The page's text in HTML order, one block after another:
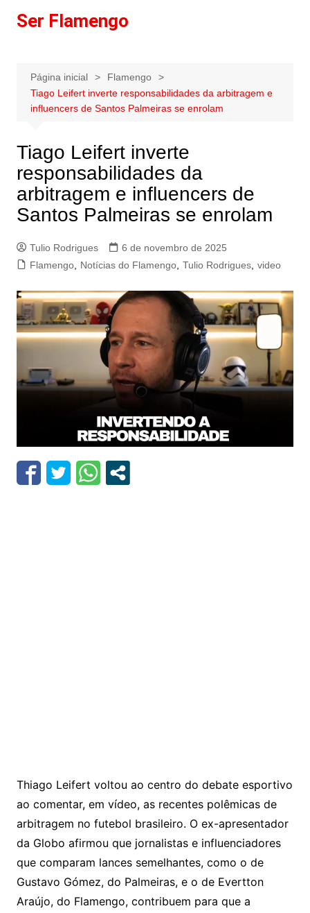
paraSer Flamengo
Página inicial
Flamengo
Tiago Leifert inverte responsabilidades da arbitragem e
influencers de Santos Palmeiras se enrolam
Tiago Leifert inverte
responsabilidades da
arbitragem e influencers de
Santos Palmeiras se enrolam
Tulio Rodrigues
6 de novembro de 2025
Flamengo, Notícias do Flamengo, Tulio Rodrigues, video
Thiago Leifert voltou ao centro do debate esportivo
ao comentar, em vídeo, as recentes polêmicas de
arbitragem no futebol brasileiro. O ex-apresentador
da Globo afirmou que jornalistas e influenciadores
que comparam lances semelhantes, como o de
Gustavo Gómez, do Palmeiras, e o de Evertton
Araújo, do Flamengo, contribuem para que a